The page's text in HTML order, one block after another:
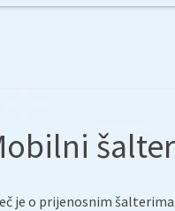
je o prijenosnim